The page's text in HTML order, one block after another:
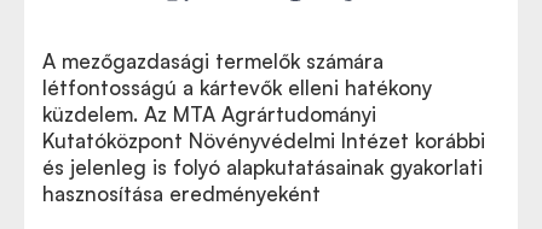
A mezőgazdasági termelők számára
létfontosságú a kártevők elleni hatékony
küzdelem. Az MTA Agrártudományi
Kutatóközpont Növényvédelmi Intézet korábbi
és jelenleg is folyó alapkutatásainak gyakorlati
hasznosítása eredményeként